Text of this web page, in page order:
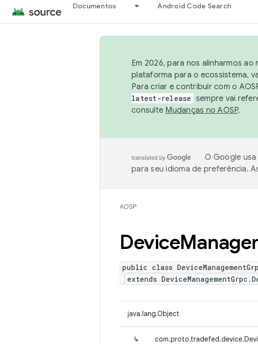
Documentos Android Code Search
Em 2026, para nos alinharmos
plataforma para o ecossistema,
Para criar e contribuir com o
latest-release sempre vai
consulte Mudanças no AOSP.
O Google
para seu idioma de preferência.
AOSP
Device
public class
extends
java.lang.Object
↳